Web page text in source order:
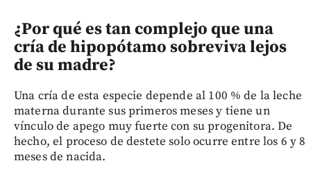
¿Por qué es tan complejo que una
cría de hipopótamo sobreviva lejos
de su madre?
Una cría de esta especie depende al 100 % de la leche
materna durante sus primeros meses y tiene un
vínculo de apego muy fuerte con su progenitora. De
hecho, el proceso de destete solo ocurre entre los 6 y 8
meses de nacida.